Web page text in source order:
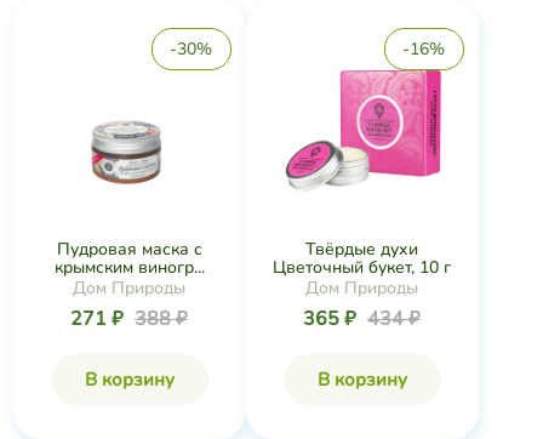
-30%
Пудровая маска с
крымским виногр...
Дом Природы
271 ₽ 388 ₽
В корзину
-16%
Твёрдые духи
Цветочный букет, 10 г
Дом Природы
365 ₽ 434 ₽
В корзину